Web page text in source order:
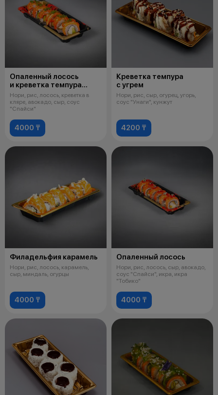
Опаленный лосось
и креветка темпура
спайси
Нори, рис, лосось, креветка в
кляре, авокадо, сыр, соус
"Спайси"
4000 ₸
Креветка темпура
с угрем
Нори, рис, сыр, огурец, угорь,
соус "Унаги", кунжут
4200 ₸
Филадельфия карамель
Нори, рис, лосось, карамель,
сыр, миндаль, огурцы
4000 ₸
Опаленный лосось
Нори, рис, лосось, сыр, авокадо,
соус "Спайси", икра, икра
"Тобико"
4000 ₸